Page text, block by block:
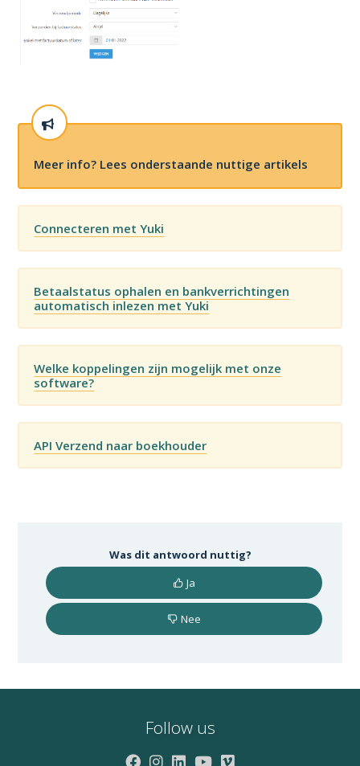
Meer info? Lees onderstaande nuttige artikels
Connecteren met Yuki
Betaalstatus ophalen en bankverrichtingen
automatisch inlezen met Yuki
Welke koppelingen zijn mogelijk met onze
software?
API Verzend naar boekhouder
Was dit antwoord nuttig?
Ja
Nee
Follow us